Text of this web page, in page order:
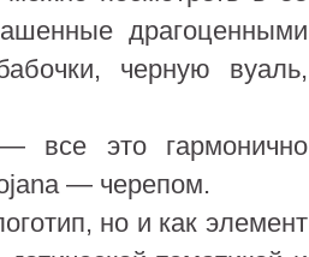
драгоценными
черную вуаль,
все это гармонично
— черепом.
но и как элемент